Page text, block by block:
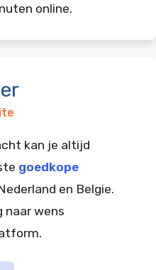
online.
kan je altijd
goedkope
en Belgie.
naar wens